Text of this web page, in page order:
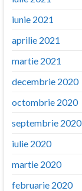
iunie 2021
aprilie 2021
martie 2021
decembrie 2020
octombrie 2020
septembrie 2020
iulie 2020
martie 2020
februarie 2020